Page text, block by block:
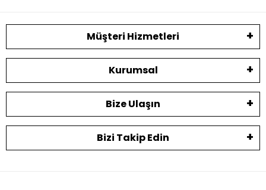
Müşteri Hizmetleri
Kurumsal
Bize Ulaşın
Bizi Takip Edin